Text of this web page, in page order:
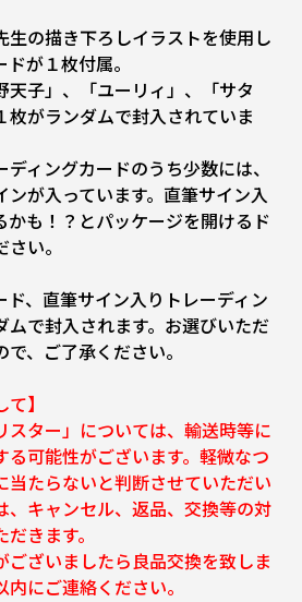
生の描き下ろしイラストを使用し
が１枚付属。
天子」、「ユーリィ」、「サタ
枚がランダムで封入されていま
ィングカードのうち少数には、
が入っています。直筆サイン入
かも！？とパッケージを開けるド
い。
、直筆サイン入りトレーディン
ムで封入されます。お選びいただ
、ご了承ください。
】
スター」については、輸送時等に
る可能性がございます。軽微なつ
当たらないと判断させていただい
、キャンセル、返品、交換等の対
きます。
ございましたら良品交換を致しま
にご連絡ください。